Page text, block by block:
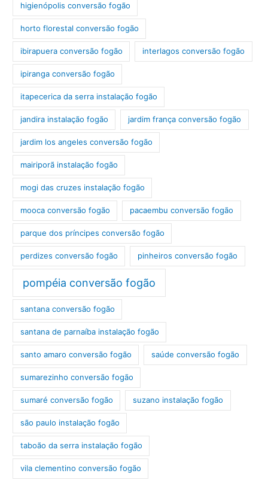
higienópolis conversão fogão
horto florestal conversão fogão
ibirapuera conversão fogão interlagos conversão fogão
ipiranga conversão fogão
itapecerica da serra instalação fogão
jandira instalação fogão jardim frança conversão fogão
jardim los angeles conversão fogão
mairiporã instalação fogão
mogi das cruzes instalação fogão
mooca conversão fogão pacaembu conversão fogão
parque dos príncipes conversão fogão
perdizes conversão fogão pinheiros conversão fogão
pompéia conversão fogão
santana conversão fogão
santana de parnaíba instalação fogão
santo amaro conversão fogão saúde conversão fogão
sumarezinho conversão fogão
sumaré conversão fogão suzano instalação fogão
são paulo instalação fogão
taboão da serra instalação fogão
vila clementino conversão fogão